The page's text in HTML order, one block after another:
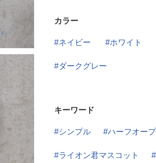
カラー
ネイビー ホワイト
ダークグレー
キーワード
シンプル ハーフオー
ライオン君マスコット